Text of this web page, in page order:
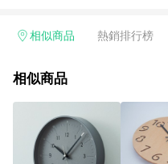
單，皆不在點數回饋範圍內。 3.
球嚴選、商城、專案商品、「草
實際回饋請依LINE購物通知為主
ETMall站內之折扣優惠(包含但
券等)，不具點數回饋資格。詳
相似商品 熱銷排行榜
相似商品